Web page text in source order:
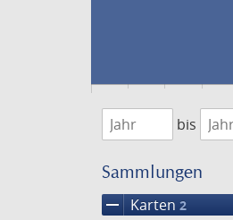
1848
bis
Sammlungen
remove Karten 2